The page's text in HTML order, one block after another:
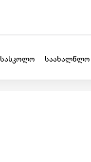
სასკოლო საახალწლო